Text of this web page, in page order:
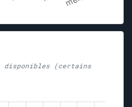
disponibles (certains